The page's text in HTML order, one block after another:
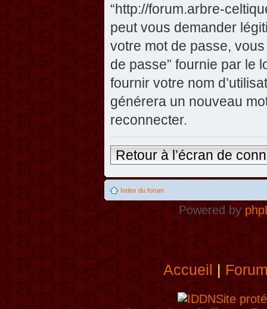
“http://forum.arbre-
peut vous demander
votre mot de passe,
de passe” fournie par le
fournir votre nom
générera un nouveau
reconnecter.
Retour à l’écran de
Index du forum
Powered by
Accueil|
Site